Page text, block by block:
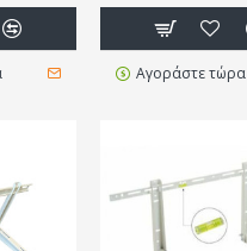
Αγοράστε τώρα